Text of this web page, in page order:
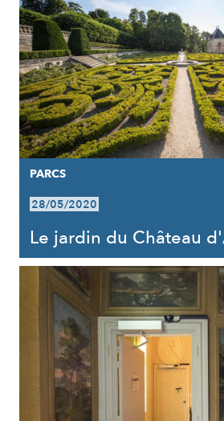
PARCS
28/05/2020
Le jardin du Château